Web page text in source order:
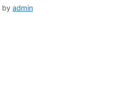
by admin